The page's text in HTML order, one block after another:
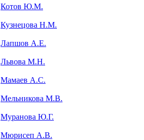
Котов Ю.М.
Кузнецова Н.М.
Лапшов А.Е.
Львова М.Н.
Мамаев А.С.
Мельникова М.В.
Муранова Ю.Г.
Мюрисеп А.В.